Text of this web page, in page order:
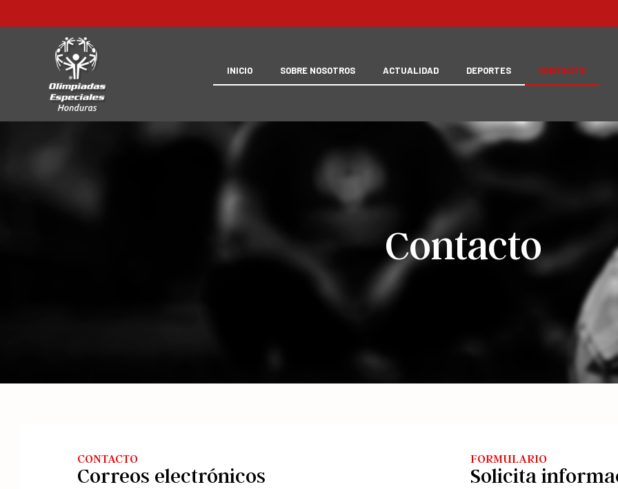
INICIO SOBRE NOSOTROS ACTUALIDAD DEPORTES CONTACTO
Contacto
CONTACTO
Correos electrónicos
FORMULARIO
Solicita